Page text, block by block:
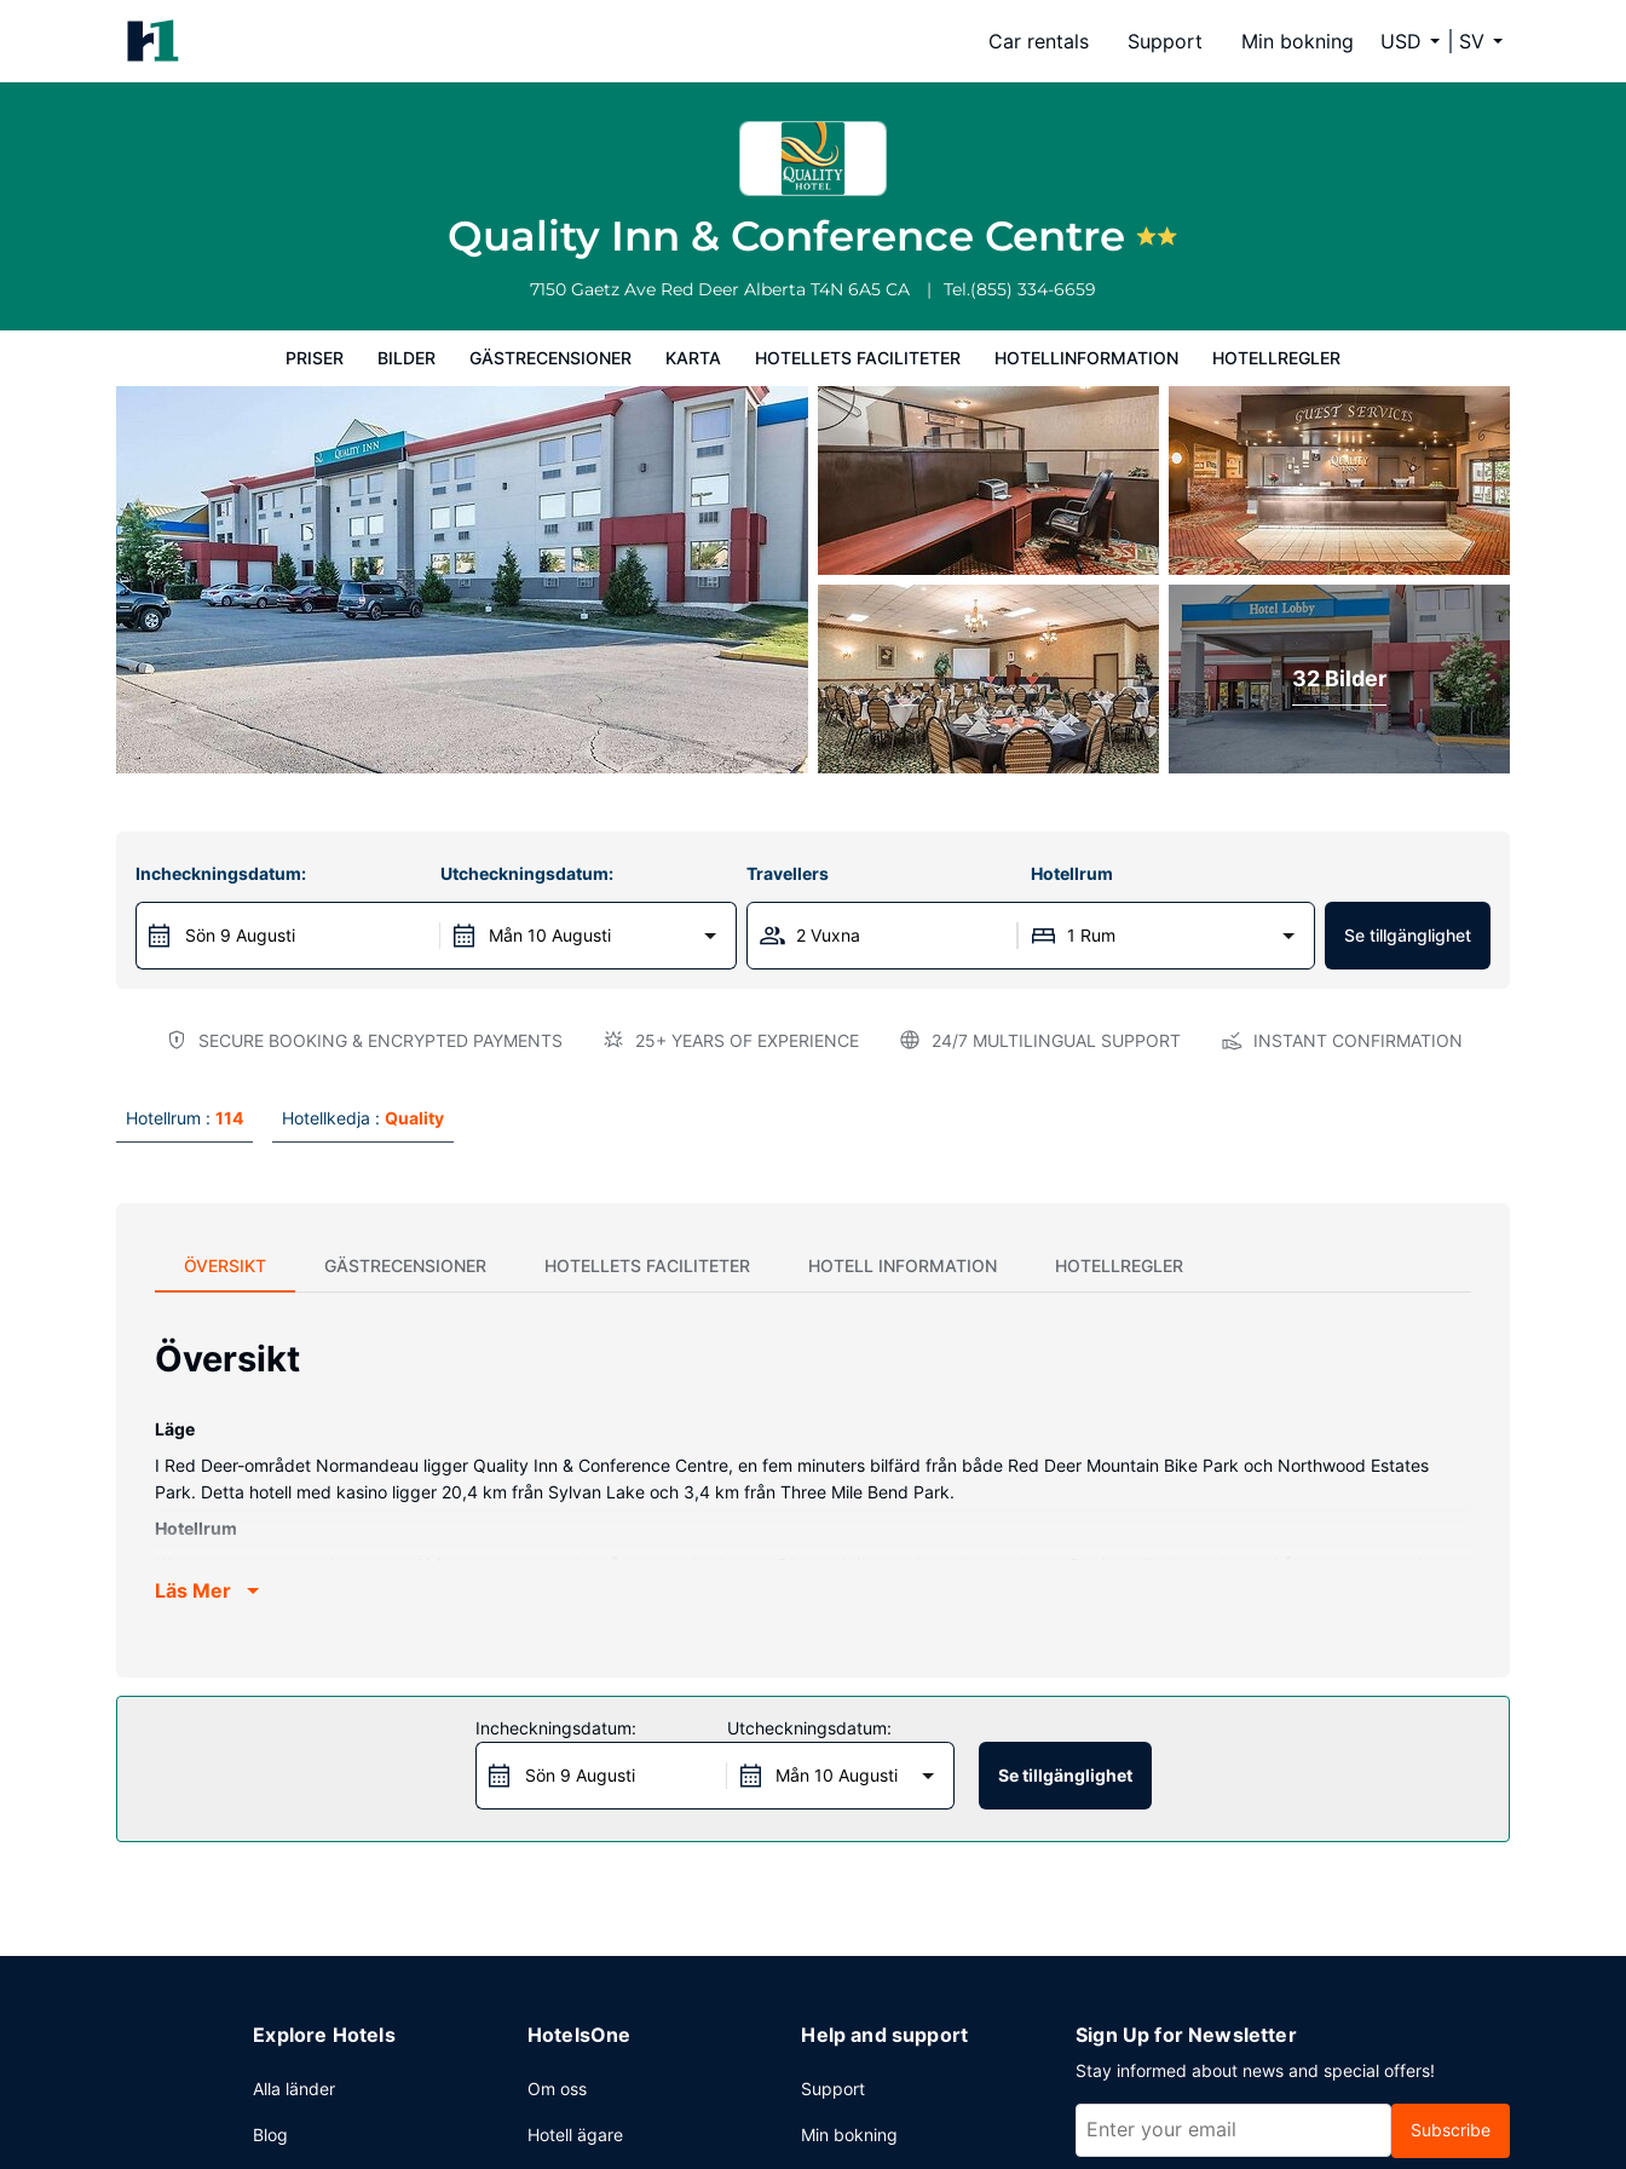
Car rentals Support Min bokning USD SV
Quality Inn & Conference Centre
7150 Gaetz Ave Red Deer Alberta T4N 6A5 CA Tel.(855) 334-6659
PRISER BILDER GÄSTRECENSIONER KARTA HOTELLETS FACILITETER HOTELLINFORMATION HOTELLREGLER
32 Bilder
Incheckningsdatum:
Sön 9 Augusti
Utcheckningsdatum:
Mån 10 Augusti
Travellers Hotellrum
2 Vuxna 1 Rum Se tillgänglighet
SECURE BOOKING & ENCRYPTED PAYMENTS 25+ YEARS OF EXPERIENCE 24/7 MULTILINGUAL SUPPORT INSTANT CONFIRMATION
Hotellrum : 114 Hotellkedja : Quality
ÖVERSIKT GÄSTRECENSIONER HOTELLETS FACILITETER HOTELL INFORMATION HOTELLREGLER
Översikt
Läge
I Red Deer-området Normandeau ligger Quality Inn & Conference Centre, en fem minuters bilfärd från både Red Deer Mountain Bike Park och Northwood Estates
Park. Detta hotell med kasino ligger 20,4 km från Sylvan Lake och 3,4 km från Three Mile Bend Park.
Hotellrum
och kabel-tv erbjuder underhållning. Privat badrum med badkar/dusch, gratis toalettartiklar och hårtorkar.
Restaurang
På Local Croffle House, en restaurang som specialiserar sig på koreanska köket, kan du äta lunch, middag och brunch. Man serverar även tilltugg på ders kafé, och
du har tillgång till rumsservice (under begränsade tider). Mingla med andra gäster - här erbjuds alla gäster gratis mottagning på vissa dagar. Slappna av med en god
drink på en av boendets 3 barer/lounger. Komplett frukost serveras dagligen mot en avgift från 06.30 till 11.00.
Läs Mer
Incheckningsdatum:
Sön 9 Augusti
Utcheckningsdatum:
Mån 10 Augusti Se tillgänglighet
Explore Hotels
Alla länder
Blog
HotelsOne
Om oss
Hotell ägare
Help and support
Support
Min bokning
Sign Up for Newsletter
Stay informed about news and special offers!
Subscribe